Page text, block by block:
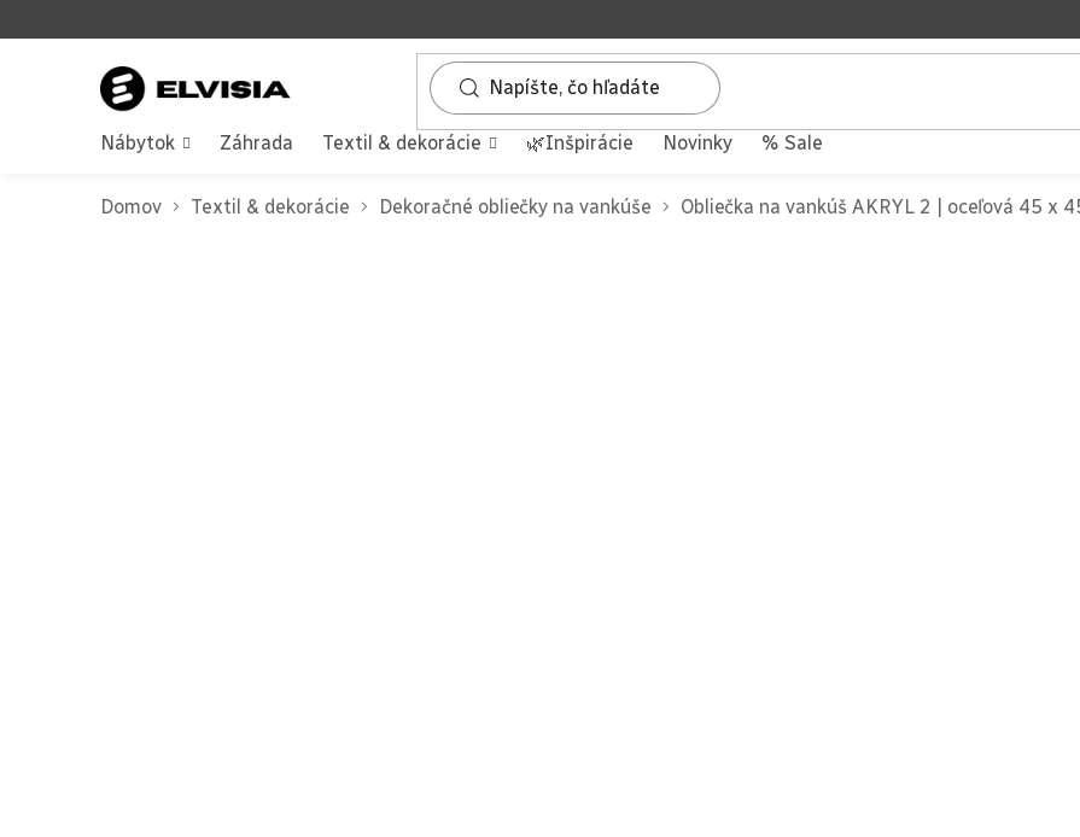
na
Nábytok
Záhrada Textil & dekorácie 🌿Inšpirácie Novinky % Sale
Domov Textil & dekorácie Dekoračné obliečky na vankúše Obliečka na vankúš AKRYL 2 | oceľová 45 x